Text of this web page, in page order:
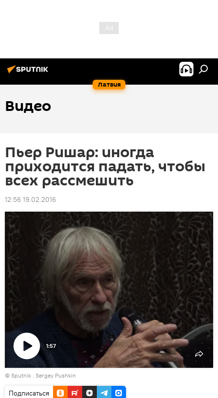
Латвия
Видео
Пьер Ришар: иногда
приходится падать, чтобы
всех рассмешить
12:56 19.02.2016
Воспроизвести
видео
1:57
© Sputnik . Sergey Pushkin
Подписаться